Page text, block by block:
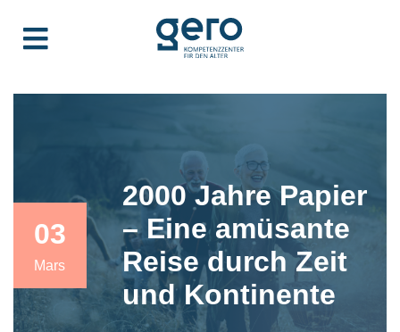
03
Mars
2000 Jahre Papier
– Eine amüsante
Reise durch Zeit
und Kontinente